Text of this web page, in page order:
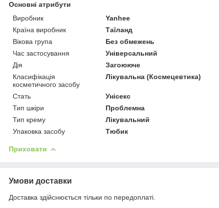
Основні атрибути
Виробник
Yanhee
Країна виробник
Таїланд
Вікова група
Без обмежень
Час застосування
Універсальний
Дія
Загоююче
Класифікація
косметичного засобу
Лікувальна (Космецевтика)
Стать
Унісекс
Тип шкіри
Проблемна
Тип крему
Лікувальний
Упаковка засобу
Тюбик
Приховати
Умови доставки
Доставка здійснюється тільки по передоплаті.